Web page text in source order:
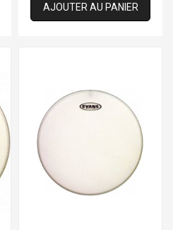
AJOUTER AU PANIER